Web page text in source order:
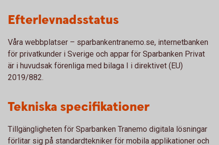
Efterlevnadsstatus
Våra webbplatser – sparbankentranemo.se, internetbanken
för privatkunder i Sverige och appar för Sparbanken Privat
är i huvudsak förenliga med bilaga I i direktivet (EU)
2019/882.
Tekniska specifikationer
Tillgängligheten för Sparbanken Tranemo digitala lösningar
förlitar sig på standardtekniker för mobila applikationer och